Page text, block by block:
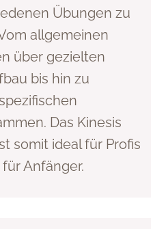
Übungen zu
allgemeinen
über gezielten
bis hin zu
Das Kinesis
somit ideal für Profis
Anfänger.